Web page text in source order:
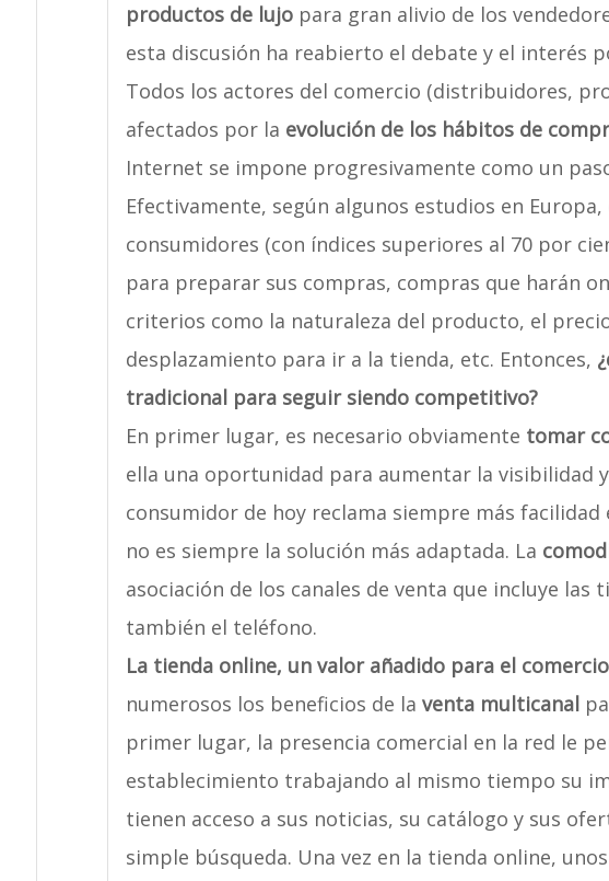
productos de lujopara gran alivio de los
esta discusión ha reabierto el debate y el interés
Todos los actores del comercio (distribuidores,
afectados por la evolución de los hábitos de
Internet se impone progresivamente como un
Efectivamente, según algunos estudios en Europa,
consumidores (con índices superiores al 70 por
para preparar sus compras, compras que harán
criterios como la naturaleza del producto, el
desplazamiento para ir a la tienda, etc. Entonces,
tradicional para seguir siendo competitivo?
En primer lugar, es necesario obviamente tomar
ella una oportunidad para aumentar la visibilidad
consumidor de hoy reclama siempre más
no es siempre la solución más adaptada. La
asociación de los canales de venta que incluye
también el teléfono.
La tienda online, un valor añadido para el
numerosos los beneficios de la venta multicanal
primer lugar, la presencia comercial en la red le
establecimiento trabajando al mismo tiempo su
tienen acceso a sus noticias, su catálogo y sus
simple búsqueda. Una vez en la tienda online,